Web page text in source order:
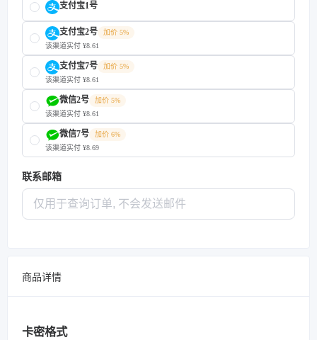
支付宝1号
支付宝2号
加价 5%
该渠道实付 ¥8.61
支付宝7号
加价 5%
该渠道实付 ¥8.61
微信2号
加价 5%
该渠道实付 ¥8.61
微信7号
加价 6%
该渠道实付 ¥8.69
联系邮箱
商品详情
卡密格式